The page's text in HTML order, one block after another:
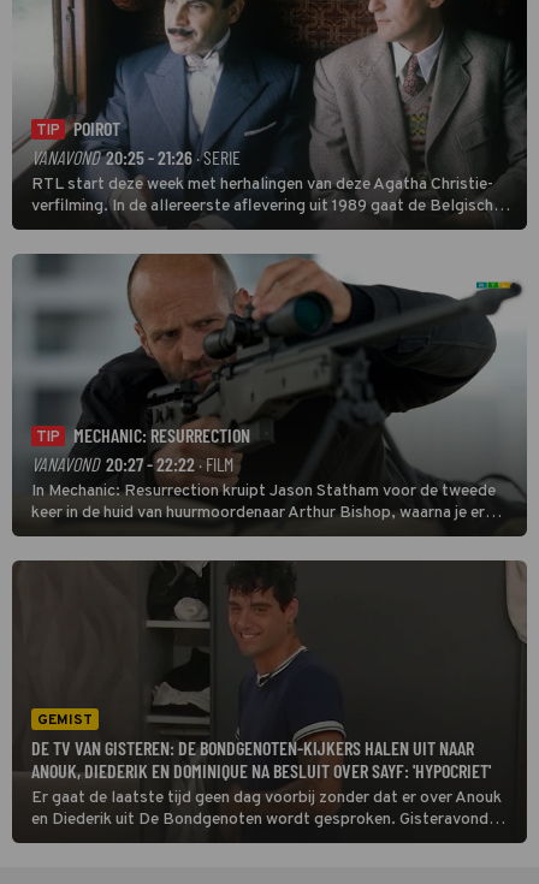
TIP
POIROT
VANAVOND 20:25 - 21:26 · SERIE
RTL start deze week met herhalingen van deze Agatha Christie-
verfilming. In de allereerste aflevering uit 1989 gaat de Belgische
speurder op zoek naar een vermiste kok. Poirot raakt al snel
verwikkeld in een moordzaak. (HH)
TIP
MECHANIC: RESURRECTION
VANAVOND 20:27 - 22:22· FILM
In Mechanic: Resurrection kruipt Jason Statham voor de tweede
keer in de huid van huurmoordenaar Arthur Bishop, waarna je er
donder op kunt zeggen dat er van Bishops geplande pensioen niet
veel terechtkomt.
GEMIST
DE TV VAN GISTEREN: DE BONDGENOTEN-KIJKERS HALEN UIT NAAR
ANOUK, DIEDERIK EN DOMINIQUE NA BESLUIT OVER SAYF: 'HYPOCRIET'
Er gaat de laatste tijd geen dag voorbij zonder dat er over Anouk
en Diederik uit De Bondgenoten wordt gesproken. Gisteravond
was dat niet anders. Dit keer draaide het niet om hun